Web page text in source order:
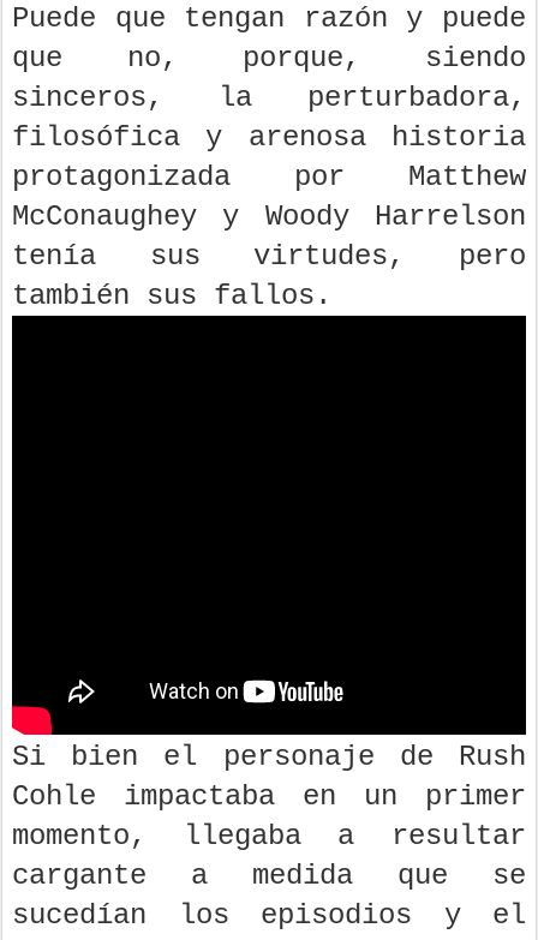
Puede que tengan razón y puede
que no, porque, siendo
sinceros, la perturbadora,
filosófica y arenosa historia
protagonizada por Matthew
McConaughey y Woody Harrelson
tenía sus virtudes, pero
también sus fallos.
Si bien el personaje de Rush
Cohle impactaba en un primer
momento, llegaba a resultar
cargante a medida que se
sucedían los episodios y el